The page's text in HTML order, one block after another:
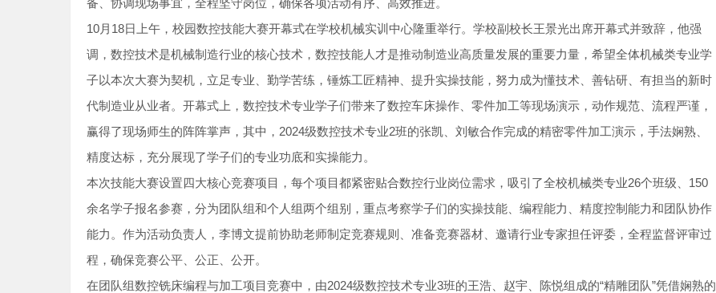
备、协调现场事宜，全程坚守岗位，确保各项活动有序、高效推进。
10月18日上午，校园数控技能大赛开幕式在学校机械实训中心隆重举行。学校副校长王景光出席开幕式并致辞，他强
调，数控技术是机械制造行业的核心技术，数控技能人才是推动制造业高质量发展的重要力量，希望全体机械类专业学
子以本次大赛为契机，立足专业、勤学苦练，锤炼工匠精神、提升实操技能，努力成为懂技术、善钻研、有担当的新时
代制造业从业者。开幕式上，数控技术专业学子们带来了数控车床操作、零件加工等现场演示，动作规范、流程严谨，
赢得了现场师生的阵阵掌声，其中，2024级数控技术专业2班的张凯、刘敏合作完成的精密零件加工演示，手法娴熟、
精度达标，充分展现了学子们的专业功底和实操能力。
本次技能大赛设置四大核心竞赛项目，每个项目都紧密贴合数控行业岗位需求，吸引了全校机械类专业26个班级、150
余名学子报名参赛，分为团队组和个人组两个组别，重点考察学子们的实操技能、编程能力、精度控制能力和团队协作
能力。作为活动负责人，李博文提前协助老师制定竞赛规则、准备竞赛器材、邀请行业专家担任评委，全程监督评审过
程，确保竞赛公平、公正、公开。
在团队组数控铣床编程与加工项目竞赛中，由2024级数控技术专业3班的王浩、赵宇、陈悦组成的“精雕团队”凭借娴熟的